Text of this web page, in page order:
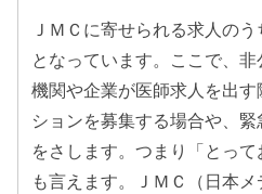
ＪＭＣに寄せられる求人の
となっています。ここで、
機関や企業が医師求人を出
ションを募集する場合や、
をさします。つまり「とっ
も言えます。ＪＭＣ（日本